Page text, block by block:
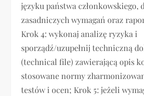
języku państwa członkowskiego,
zasadniczych wymagań oraz
Krok 4: wykonaj analizę ryzyka i
sporządź/uzupełnij techniczną
(technical file) zawierającą opis
stosowane normy
testów i ocen; Krok 5: jeżeli